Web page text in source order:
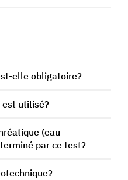
elle obligatoire?
est utilisé?
(eau
par ce test?